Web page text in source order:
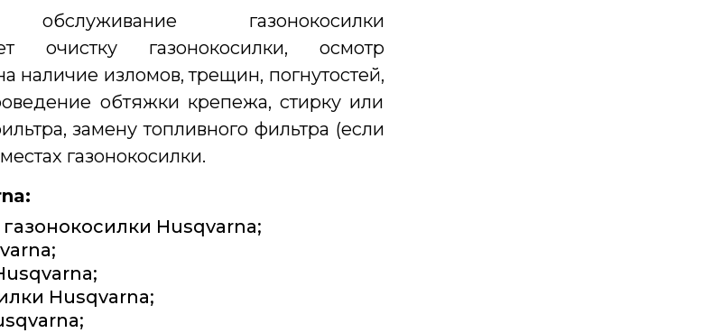
обслуживание газонокосилки
очистку газонокосилки, осмотр
наличие изломов, трещин, погнутостей,
обтяжки крепежа, стирку или
замену топливного фильтра (если
газонокосилки.
Husqvarna;
Husqvarna;